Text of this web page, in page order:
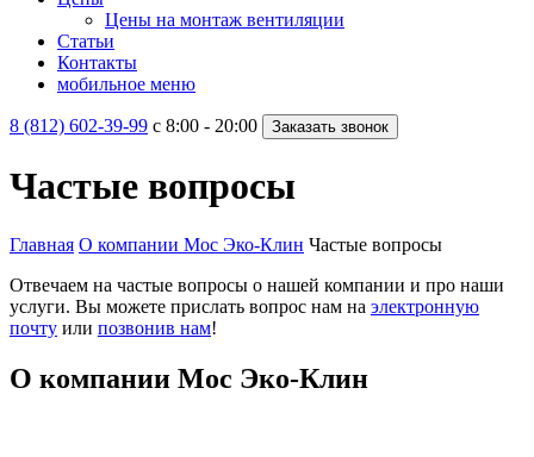
Цены на монтаж вентиляции
Статьи
Контакты
мобильное меню
8 (812) 602-39-99 c 8:00 - 20:00 Заказать звонок
Частые вопросы
Главная О компании Мос Эко-Клин Частые вопросы
Отвечаем на частые вопросы о нашей компании и про наши
услуги. Вы можете прислать вопрос нам на электронную
почту или позвонив нам!
О компании Мос Эко-Клин